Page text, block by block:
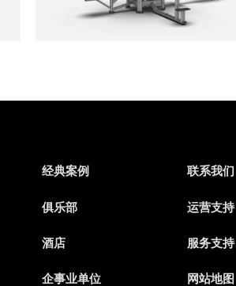
经典案例
俱乐部
酒店
企事业单位
联系我们
运营支持
服务支持
网站地图